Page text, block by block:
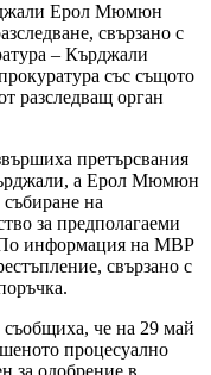
Ерол Мюмюн
свързано с
– Кърджали
със същото
разследващ орган
претърсвания
а Ерол Мюмюн
събиране на
за предполагаеми
По информация на МВР
свързано с
че на 29 май
процесуално